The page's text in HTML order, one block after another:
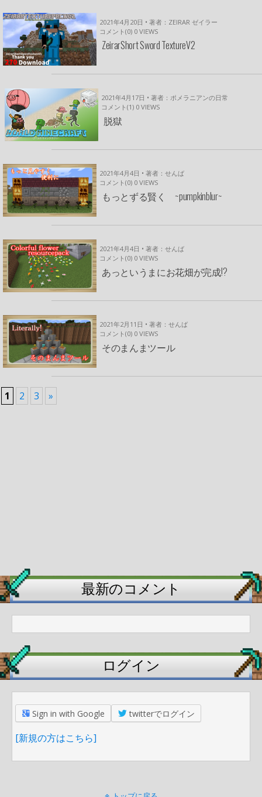
2021年4月20日 • 著者：ZEIRAR ゼイラー
コメント(0) 0 VIEWS
ZeirarShort Sword TextureV2
2021年4月17日 • 著者：ポメラニアンの日常
コメント(1) 0 VIEWS
脱獄
2021年4月4日 • 著者：せんば
コメント(0) 0 VIEWS
もっとずる賢く ~pumpkinblur~
2021年4月4日 • 著者：せんば
コメント(0) 0 VIEWS
あっというまにお花畑が完成!?
2021年2月11日 • 著者：せんば
コメント(0) 0 VIEWS
そのまんまツール
1 2 3 »
最新のコメント
ログイン
Sign in with Google twitterでログイン
[新規の方はこちら]